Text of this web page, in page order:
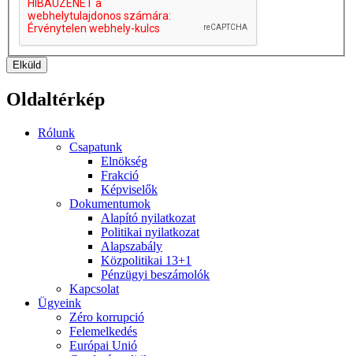
Elküld
Oldaltérkép
Rólunk
Csapatunk
Elnökség
Frakció
Képviselők
Dokumentumok
Alapító nyilatkozat
Politikai nyilatkozat
Alapszabály
Közpolitikai 13+1
Pénzügyi beszámolók
Kapcsolat
Ügyeink
Zéro korrupció
Felemelkedés
Európai Unió